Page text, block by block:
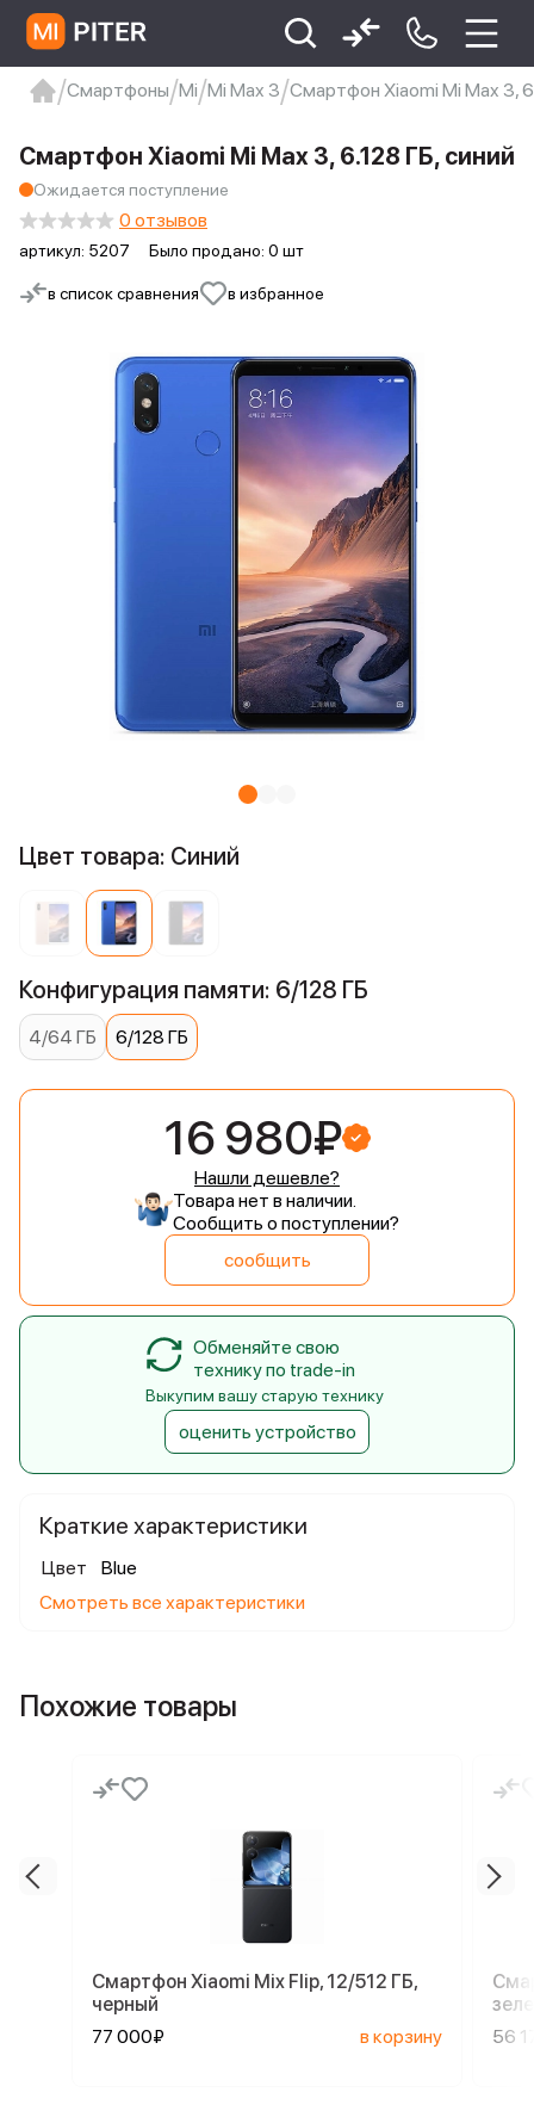
Xiaomi 9 про
xiaomi redmi 12c
Смартфоны Mi Mi Max 3 Смартфон Xiaomi Mi Max 3,
в список сравнения в избранное
Смартфон Xiaomi Mi Max 3, 6.128 ГБ, синий
Ожидается поступление
артикул: 5207 Было продано: 0 шт
0 отзывов
Краткие характеристики
Цвет
Blue
Смотреть все характеристики
Цвет товара: Синий
Конфигурация памяти: 6/128 ГБ
4/64 ГБ 6/128 ГБ
16 980₽
Нашли дешевле?
Товара нет в наличии.
Сообщить о поступлении?
сообщить
Обменяйте свою
технику по trade-in
Выкупим вашу старую технику
оценить устройство
Похожие товары
Смартфон Xiaomi Mix Flip, 12/512 ГБ,
черный
77 000₽
в корзину
56